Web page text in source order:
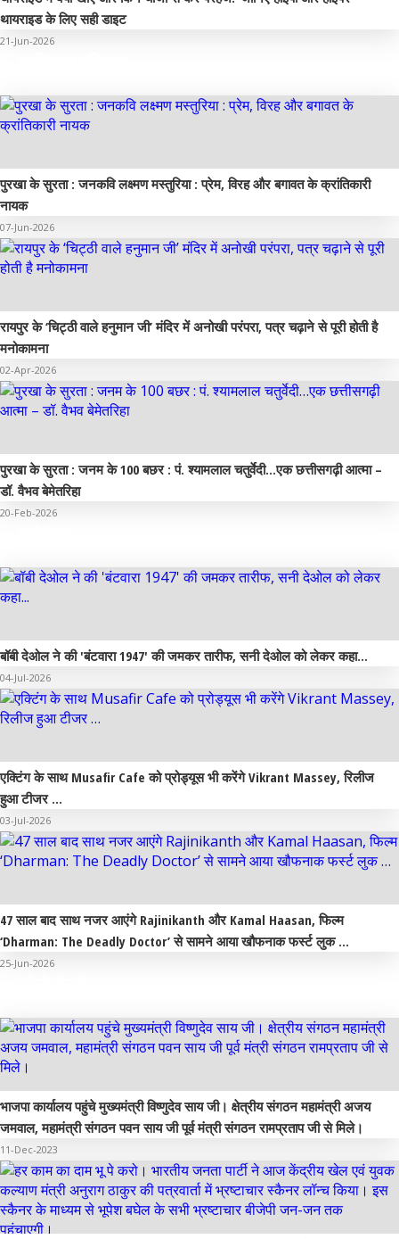
थायराइड के लिए सही डाइट
21-Jun-2026
पुरखा के सुरता : जनकवि लक्ष्मण मस्तुरिया : प्रेम, विरह और बगावत के क्रांतिकारी
नायक
07-Jun-2026
रायपुर के ‘चिट्ठी वाले हनुमान जी’ मंदिर में अनोखी परंपरा, पत्र चढ़ाने से पूरी होती है
मनोकामना
02-Apr-2026
पुरखा के सुरता : जनम के 100 बछर : पं. श्यामलाल चतुर्वेदी…एक छत्तीसगढ़ी आत्मा –
डॉ. वैभव बेमेतरिहा
20-Feb-2026
बॉबी देओल ने की 'बंटवारा 1947' की जमकर तारीफ, सनी देओल को लेकर कहा...
04-Jul-2026
एक्टिंग के साथ Musafir Cafe को प्रोड्यूस भी करेंगे Vikrant Massey, रिलीज
हुआ टीजर …
03-Jul-2026
47 साल बाद साथ नजर आएंगे Rajinikanth और Kamal Haasan, फिल्म
‘Dharman: The Deadly Doctor’ से सामने आया खौफनाक फर्स्ट लुक …
25-Jun-2026
भाजपा कार्यालय पहुंचे मुख्यमंत्री विष्णुदेव साय जी। क्षेत्रीय संगठन महामंत्री अजय
जमवाल, महामंत्री संगठन पवन साय जी पूर्व मंत्री संगठन रामप्रताप जी से मिले।
11-Dec-2023